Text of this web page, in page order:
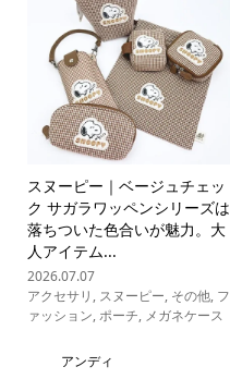
スヌーピー｜ベージュチェッ
ク サガラワッペンシリーズは
落ちついた色合いが魅力。大
人アイテム...
2026.07.07
アクセサリ , スヌーピー, その他, フ
ァッション,ポーチ, メガネケース
アンディ